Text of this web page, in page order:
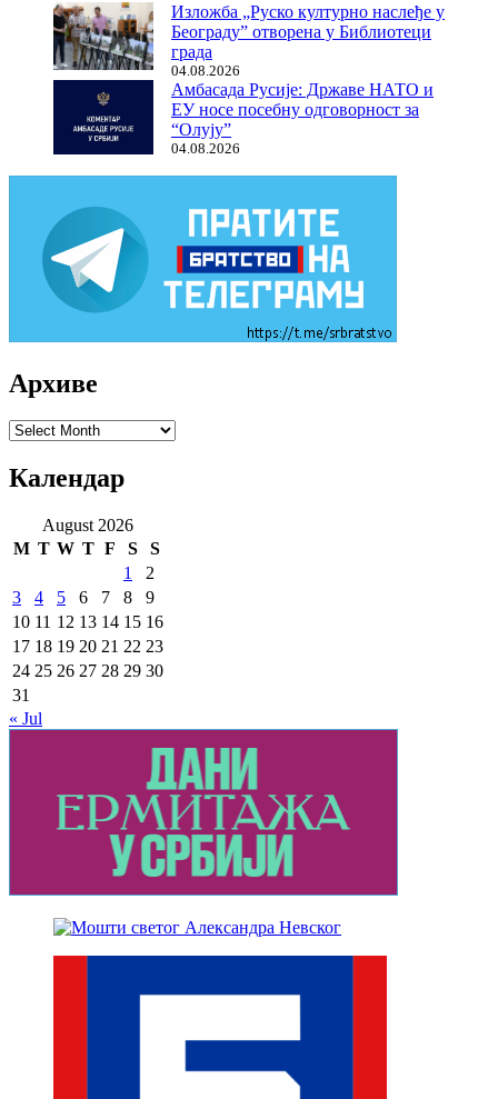
Изложба „Руско културно наслеђе у
Београду” отворена у Библиотеци
града
04.08.2026
Амбасада Русије: Државе НАТО и
ЕУ носе посебну одговорност за
“Олују”
04.08.2026
Архиве
Архиве
Календар
August 2026
M T W T F S
S
1
2
3
4 5 6 7 8
9
10 11 12 13 14 15 16
17 18 19 20 21 22 23
24 25 26 27 28 29 30
31
« Jul